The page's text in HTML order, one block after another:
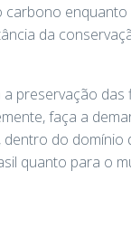
da
preservação
faça a
do
quanto para o